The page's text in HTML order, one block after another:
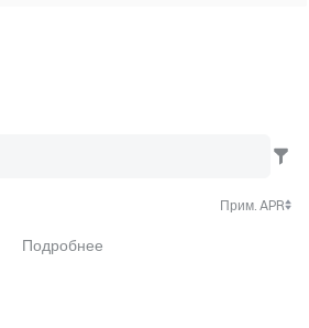
Прим. APR
Подробнее